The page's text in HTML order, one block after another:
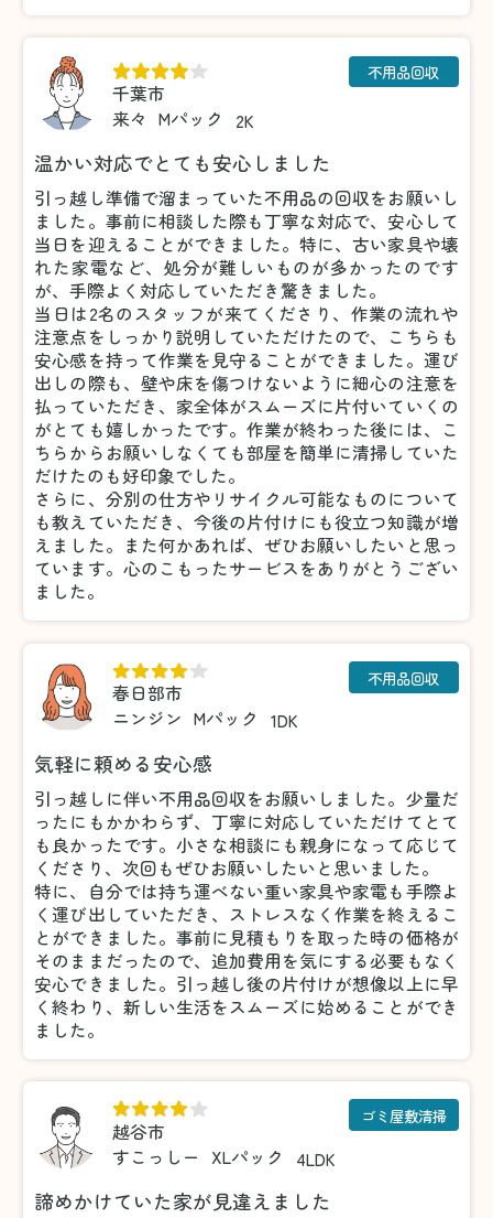
千葉市
来々 Mパック 2K
不用品回収
温かい対応でとても安心しました
引っ越し準備で溜まっていた不用品の回収をお願いし
ました。事前に相談した際も丁寧な対応で、安心して
当日を迎えることができました。特に、古い家具や壊
れた家電など、処分が難しいものが多かったのです
が、手際よく対応していただき驚きました。
当日は2名のスタッフが来てくださり、作業の流れや
注意点をしっかり説明していただけたので、こちらも
安心感を持って作業を見守ることができました。運び
出しの際も、壁や床を傷つけないように細心の注意を
払っていただき、家全体がスムーズに片付いていくの
がとても嬉しかったです。作業が終わった後には、こ
ちらからお願いしなくても部屋を簡単に清掃していた
だけたのも好印象でした。
さらに、分別の仕方やリサイクル可能なものについて
も教えていただき、今後の片付けにも役立つ知識が増
えました。また何かあれば、ぜひお願いしたいと思っ
ています。心のこもったサービスをありがとうござい
ました。
春日部市
ニンジン Mパック 1DK
不用品回収
気軽に頼める安心感
引っ越しに伴い不用品回収をお願いしました。少量だ
ったにもかかわらず、丁寧に対応していただけてとて
も良かったです。小さな相談にも親身になって応じて
くださり、次回もぜひお願いしたいと思いました。
特に、自分では持ち運べない重い家具や家電も手際よ
く運び出していただき、ストレスなく作業を終えるこ
とができました。事前に見積もりを取った時の価格が
そのままだったので、追加費用を気にする必要もなく
安心できました。引っ越し後の片付けが想像以上に早
く終わり、新しい生活をスムーズに始めることができ
ました。
越谷市
すこっしー
XLパック 4LDK
ゴミ屋敷清掃
諦めかけていた家が見違えました